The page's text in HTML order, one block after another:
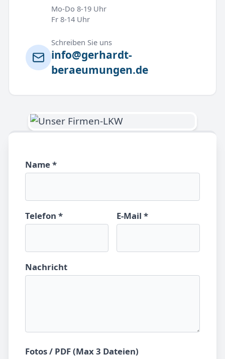
Mo-Do 8-19 Uhr
Fr 8-14 Uhr
Schreiben Sie uns
info@gerhardt-
beraeumungen.de
Name *
Telefon * E-Mail *
Nachricht
Fotos / PDF (Max 3 Dateien)